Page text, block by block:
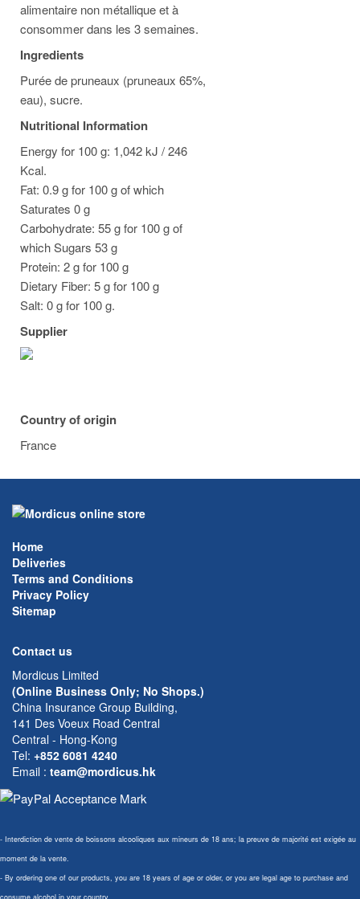
alimentaire non métallique et à
consommer dans les 3 semaines.
Ingredients
Purée de pruneaux (pruneaux 65%,
eau), sucre.
Nutritional Information
Energy for 100 g: 1,042 kJ / 246
Kcal.
Fat: 0.9 g for 100 g of which
Saturates 0 g
Carbohydrate: 55 g for 100 g of
which Sugars 53 g
Protein: 2 g for 100 g
Dietary Fiber: 5 g for 100 g
Salt: 0 g for 100 g.
Supplier
Country of origin
France
Home
Deliveries
Terms and Conditions
Privacy Policy
Sitemap
Contact us
Mordicus Limited
(Online Business Only; No Shops.)
China Insurance Group Building,
141 Des Voeux Road Central
Central - Hong-Kong
Tel: +852 6081 4240
Email : team@mordicus.hk
- Interdiction de vente de boissons alcooliques aux mineurs de 18 ans; la preuve de majorité est exigée au
moment de la vente.
- By ordering one of our products, you are 18 years of age or older, or you are legal age to purchase and